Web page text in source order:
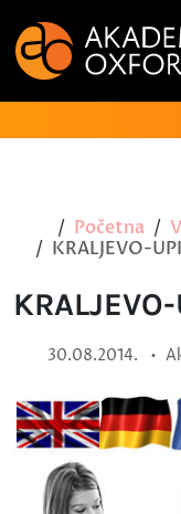
Početna
KRALJEVO-
30.08.2014. •